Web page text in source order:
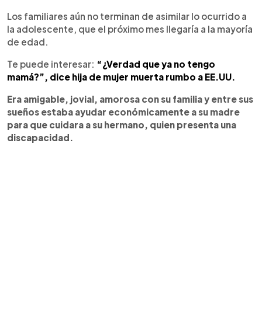
Los familiares aún no terminan de asimilar lo ocurrido a
la adolescente, que el próximo mes llegaría a la mayoría
de edad.
Te puede interesar: “¿Verdad que ya no tengo
mamá?”, dice hija de mujer muerta rumbo a EE.UU.
Era amigable, jovial, amorosa con su familia y entre sus
sueños estaba ayudar económicamente a su madre
para que cuidara a su hermano, quien presenta una
discapacidad.